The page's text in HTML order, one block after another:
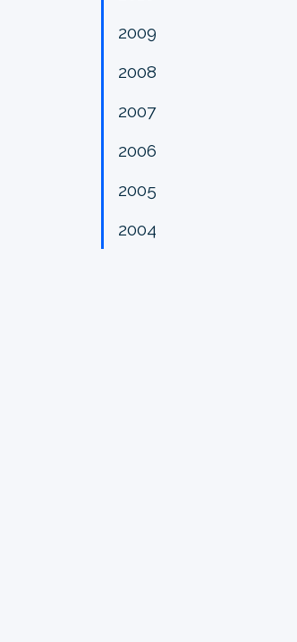
2009
2008
2007
2006
2005
2004